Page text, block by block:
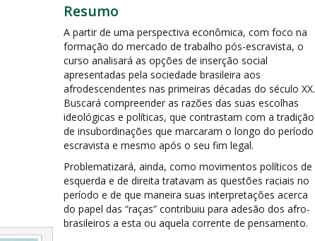
Resumo
A partir de uma perspectiva econômica, com foco na
formação do mercado de trabalho pós-escravista, o
curso analisará as opções de inserção social
apresentadas pela sociedade brasileira aos
afrodescendentes nas primeiras décadas do século XX.
Buscará compreender as razões das suas escolhas
ideológicas e políticas, que contrastam com a tradição
de insubordinações que marcaram o longo do período
escravista e mesmo após o seu fim legal.
Problematizará, ainda, como movimentos políticos de
esquerda e de direita tratavam as questões raciais no
período e de que maneira suas interpretações acerca
do papel das “raças” contribuiu para adesão dos afro-
brasileiros a esta ou aquela corrente de pensamento.